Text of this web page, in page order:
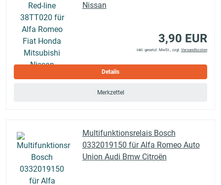
Nissan
3,90 EUR
inkl. gesetzl. MwSt., zzgl. Versandkosten
Details
Merkzettel
Multifunktionsrelais Bosch
0332019150 für Alfa Romeo Auto
Union Audi Bmw Citroën